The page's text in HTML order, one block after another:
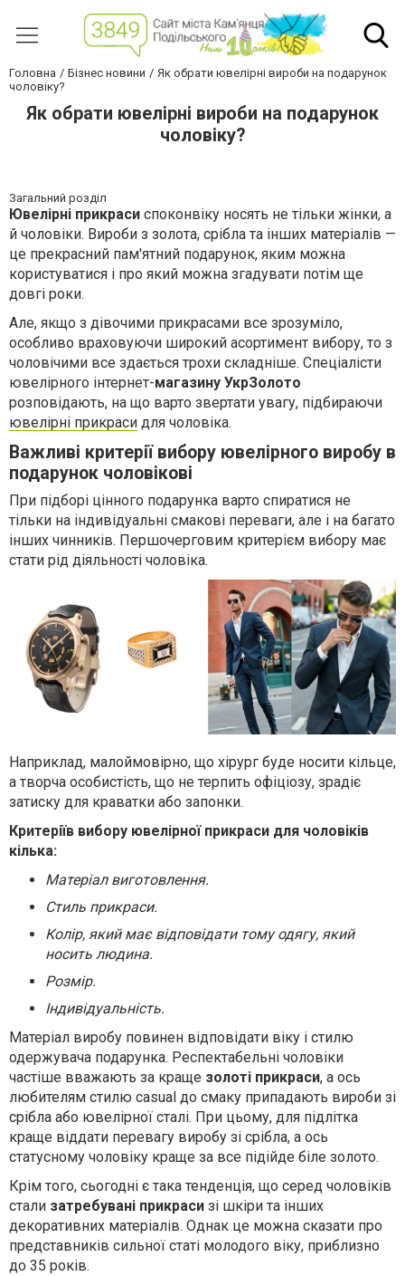
Головна Бізнес новини
Як обрати ювелірні вироби на подарунок
чоловіку?
Як обрати ювелірні вироби на подарунок
чоловіку?
Загальний розділ
Ювелірні прикраси споконвіку носять не тільки жінки, а
й чоловіки. Вироби з золота, срібла та інших матеріалів —
це прекрасний пам'ятний подарунок, яким можна
користуватися і про який можна згадувати потім ще
довгі роки.
Але, якщо з дівочими прикрасами все зрозуміло,
особливо враховуючи широкий асортимент вибору, то з
чоловічими все здається трохи складніше. Спеціалісти
ювелірного інтернет-магазину УкрЗолото
розповідають, на що варто звертати увагу, підбираючи
ювелірні прикраси для чоловіка.
Важливі критерії вибору ювелірного виробу в
подарунок чоловікові
При підборі цінного подарунка варто спиратися не
тільки на індивідуальні смакові переваги, але і на багато
інших чинників. Першочерговим критерієм вибору має
стати рід діяльності чоловіка.
Наприклад, малоймовірно, що хірург буде носити кільце,
а творча особистість, що не терпить офіціозу, зрадіє
затиску для краватки або запонки.
Критеріїв вибору ювелірної прикраси для чоловіків
кілька:
Матеріал виготовлення.
Стиль прикраси.
Колір, який має відповідати тому одягу, який
носить людина.
Розмір.
Індивідуальність.
Матеріал виробу повинен відповідати віку і стилю
одержувача подарунка. Респектабельні чоловіки
частіше вважають за краще золоті прикраси, а ось
любителям стилю casual до смаку припадають вироби зі
срібла або ювелірної сталі. При цьому, для підлітка
краще віддати перевагу виробу зі срібла, а ось
статусному чоловіку краще за все підійде біле золото.
Крім того, сьогодні є така тенденція, що серед чоловіків
стали затребувані прикраси зі шкіри та інших
декоративних матеріалів. Однак це можна сказати про
представників сильної статі молодого віку, приблизно
до 35 років.